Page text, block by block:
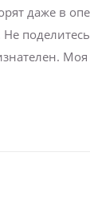
даже в
поделитесь
Моя